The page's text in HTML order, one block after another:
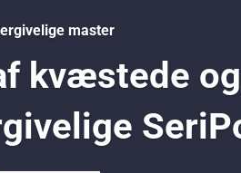
master
kvæstede